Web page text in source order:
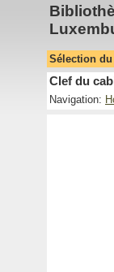
Sélection
Clef du
Navigation: